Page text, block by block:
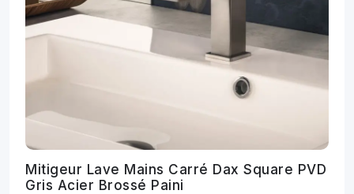
Mitigeur Lave Mains Carré Dax Square PVD
Gris Acier Brossé Paini